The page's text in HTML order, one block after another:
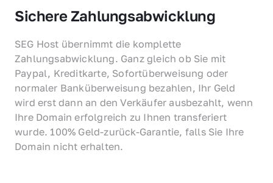
Sichere Zahlungsabwicklung
SEG Host übernimmt die komplette
Zahlungsabwicklung. Ganz gleich ob Sie mit
Paypal, Kreditkarte, Sofortüberweisung oder
normaler Banküberweisung bezahlen, Ihr Geld
wird erst dann an den Verkäufer ausbezahlt, wenn
Ihre Domain erfolgreich zu Ihnen transferiert
wurde. 100% Geld-zurück-Garantie, falls Sie Ihre
Domain nicht erhalten.